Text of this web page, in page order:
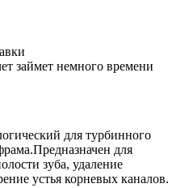
займет немного времени
для турбинного
для
зуба, удаление
устья корневых каналов.